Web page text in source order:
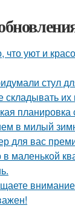
что уют и
стул
складывать
планировка
в милый
для вас
в маленькой